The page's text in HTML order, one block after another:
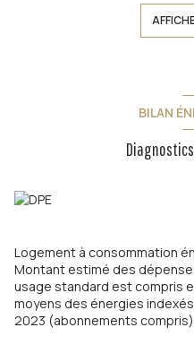
(transformables en 4
Atelier de 33 m² avec point
Les informations sur les
sont disponibles sur le site
BILAN
Logement à consommation
Montant estimé des
usage standard est compris
moyens des énergies
2023 (abonnements compris).